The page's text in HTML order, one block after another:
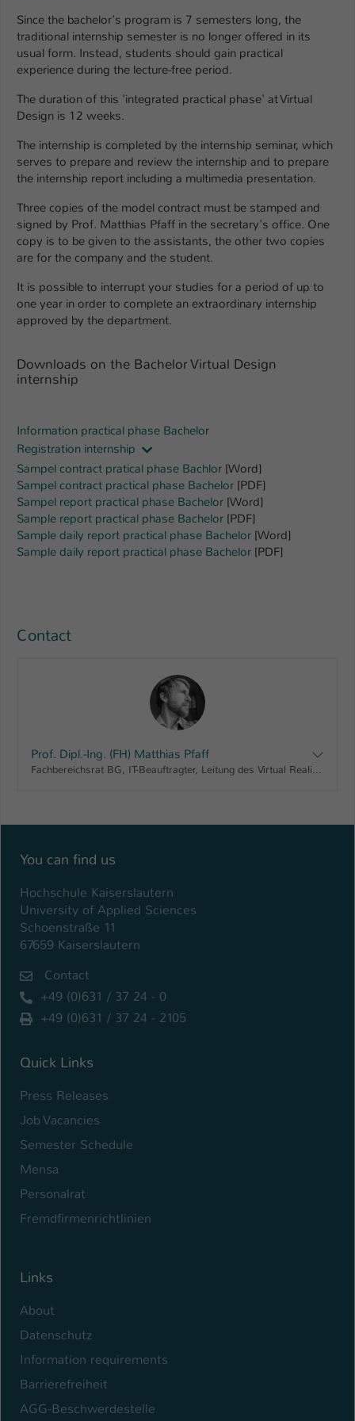
Since the bachelor's program is 7 semesters long, the
traditional internship semester is no longer offered in its
usual form. Instead, students should gain practical
experience during the lecture-free period.
The duration of this 'integrated practical phase' at Virtual
Design is 12 weeks.
The internship is completed by the internship seminar, which
serves to prepare and review the internship and to prepare
the internship report including a multimedia presentation.
Three copies of the model contract must be stamped and
signed by Prof. Matthias Pfaff in the secretary's office. One
copy is to be given to the assistants, the other two copies
are for the company and the student.
It is possible to interrupt your studies for a period of up to
one year in order to complete an extraordinary internship
approved by the department.
Downloads on the Bachelor Virtual Design
internship
Information practical phase Bachelor
Registration internship
Sampel contract pratical phase Bachlor [Word]
Sampel contract practical phase Bachelor [PDF]
Sampel report practical phase Bachelor [Word]
Sample report practical phase Bachelor [PDF]
Sample daily report practical phase Bachelor [Word]
Sample daily report practical phase Bachelor [PDF]
Contact
Prof. Dipl.-Ing. (FH) Matthias Pfaff
Fachbereichsrat BG, IT-Beauftragter, Leitung des Virtual Reality Labors der Hochschule Kaiserslautern, Masterzulassungsausschuss Virtual Design
You can find us
Hochschule Kaiserslautern
University of Applied Sciences
Schoenstraße 11
67659 Kaiserslautern
Contact
+49 (0)631 / 37 24 - 0
+49 (0)631 / 37 24 - 2105
Quick Links
Press Releases
Job Vacancies
Semester Schedule
Mensa
Personalrat
Fremdfirmenrichtlinien
Links
About
Datenschutz
Information requirements
Barrierefreiheit
AGG-Beschwerdestelle
Zweck
generierte ID, für die historische
Speicherung Ihrer vorgenommen
Einstellungen, falls der Webseiten-
Betreiber dies eingestellt hat.
Name
Anbieter TYPO3
Dieses Cookie ist ein Standard-Session-
Cookie von TYPO3. Es speichert im Fall
eines Intranet-Logins die Session-ID. So
kann der eingeloggte Benutzer
wiedererkannt werden und es wird ihm
Zugang zu geschützten Bereichen
Name
Laufzeit 1 Tag
Zweck
Dieser Cookie teilt der Webseite mit, ob
ein Besucher im Typo3-Backend
angemeldet ist und Rechte besitzt diese
zu verwalten.